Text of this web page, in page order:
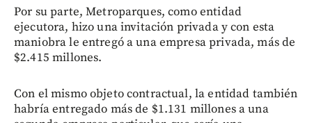
Por su parte, Metroparques, como entidad
ejecutora, hizo una invitación privada y con esta
maniobra le entregó a una empresa privada, más de
$2.415 millones.
Con el mismo objeto contractual, la entidad también
habría entregado más de $1.131 millones a una